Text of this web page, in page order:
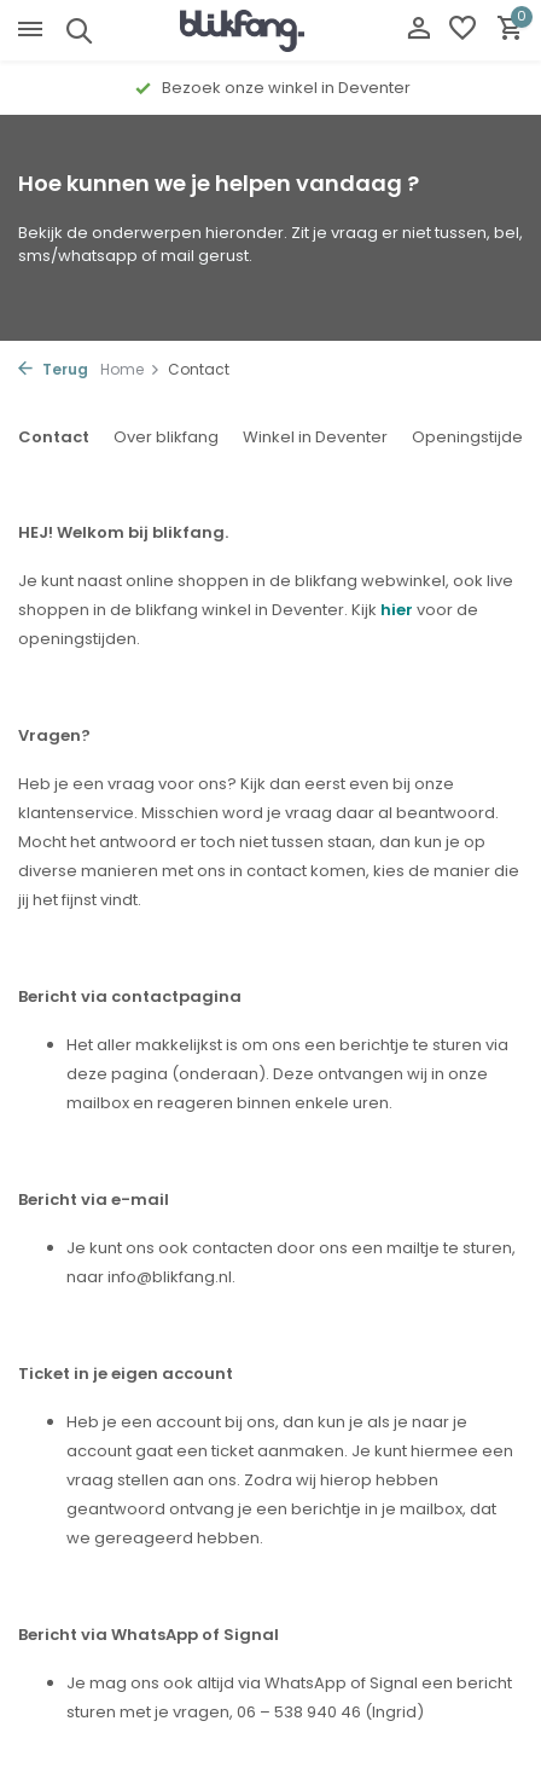
0
Bezoek onze winkel in Deventer
Hoe kunnen we je helpen vandaag ?
Bekijk de onderwerpen hieronder. Zit je vraag er niet tussen, bel,
sms/whatsapp of mail gerust.
Terug Home Contact
Contact Over blikfang Winkel in Deventer Openingstijden
HEJ! Welkom bij blikfang.
Je kunt naast online shoppen in de blikfang webwinkel, ook live
shoppen in de blikfang winkel in Deventer. Kijk hier voor de
openingstijden.
Vragen?
Heb je een vraag voor ons? Kijk dan eerst even bij onze
klantenservice. Misschien word je vraag daar al beantwoord.
Mocht het antwoord er toch niet tussen staan, dan kun je op
diverse manieren met ons in contact komen, kies de manier die
jij het fijnst vindt.
Bericht via contactpagina
Het aller makkelijkst is om ons een berichtje te sturen via
deze pagina (onderaan). Deze ontvangen wij in onze
mailbox en reageren binnen enkele uren.
Bericht via e-mail
Je kunt ons ook contacten door ons een mailtje te sturen,
naarinfo@blikfang.nl.
Ticket in je eigen account
Heb je een account bij ons, dan kun je als je naar je
account gaat een ticket aanmaken. Je kunt hiermee een
vraag stellen aan ons. Zodra wij hierop hebben
geantwoord ontvang je een berichtje in je mailbox, dat
we gereageerd hebben.
Bericht via WhatsApp of Signal
Je mag ons ook altijd via WhatsApp of Signal een bericht
sturen met je vragen, 06 – 538 940 46 (Ingrid)